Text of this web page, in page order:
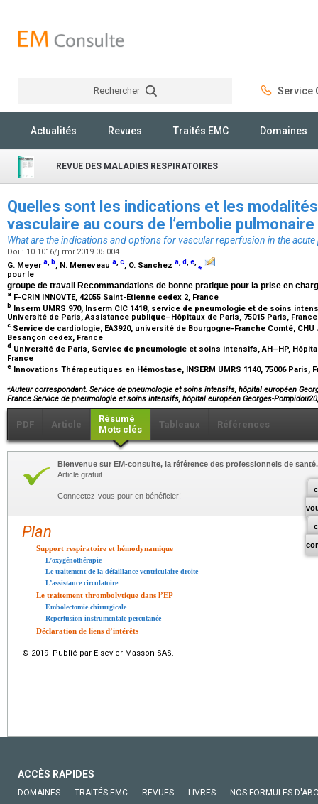
Rechercher Service
Actualités Revues Traités EMC Domaines
REVUE DES MALADIES RESPIRATOIRES
Quelles sont les indications et les
vasculaire au cours de l’embolie
What are the indications and options for vascular reperfusion in the
Doi : 10.1016/j.rmr.2019.05.004
G. Meyera, b, N. Meneveau a,c, O. Sanchez a,d,e,⁎
pour le
groupe de travail Recommandations de bonne pratique pour la prise en
a F-CRIN INNOVTE, 42055 Saint-Étienne cedex 2, France
b Inserm UMRS 970, Inserm CIC 1418, service de pneumologie et de soins
Université de Paris, Assistance publique–Hôpitaux de Paris, 75015 Paris,
c Service de cardiologie, EA3920, université de Bourgogne-Franche Comté,
Besançon cedex, France
d Université de Paris, Service de pneumologie et soins intensifs, AH–HP,
France
e Innovations Thérapeutiques en Hémostase, INSERM UMRS 1140, 75006 Paris,
⁎Auteur correspondant. Service de pneumologie et soins intensifs, hôpital européen
France.Service de pneumologie et soins intensifs, hôpital européen Georges-
PDF Article
Résumé
Mots clés
Tableaux Références
Bienvenue sur EM-consulte, la référence des professionnels de santé.
Article gratuit.
Connectez-vous pour en bénéficier!
Plan
Support respiratoire et hémodynamique
L’oxygénothérapie
Le traitement de la défaillance ventriculaire droite
L’assistance circulatoire
Le traitement thrombolytique dans l’EP
Embolectomie chirurgicale
Reperfusion instrumentale percutanée
Déclaration de liens d’intérêts
© 2019 Publié par Elsevier Masson SAS.
ACCÈS RAPIDES
DOMAINES TRAITÉS EMC REVUES LIVRES NOS FORMULES